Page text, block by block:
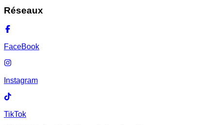
Réseaux
FaceBook
Instagram
TikTok